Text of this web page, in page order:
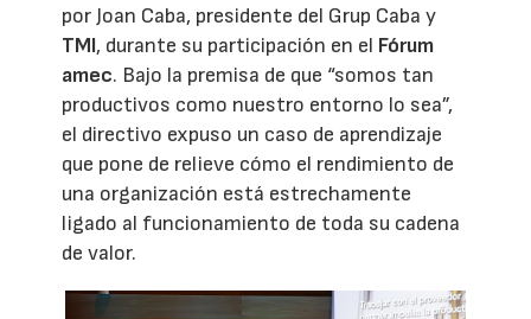
por Joan Caba, presidente del Grup Caba y
TMI, durante su participación en el Fórum
amec. Bajo la premisa de que “somos tan
productivos como nuestro entorno lo sea”,
el directivo expuso un caso de aprendizaje
que pone de relieve cómo el rendimiento de
una organización está estrechamente
ligado al funcionamiento de toda su cadena
de valor.